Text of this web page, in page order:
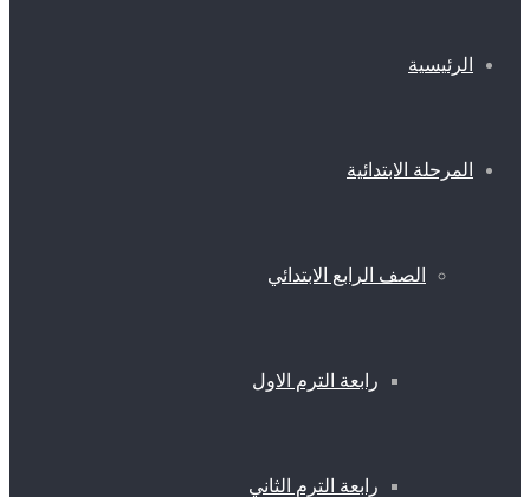
الرئيسية
المرحلة الابتدائية
الصف الرابع الابتدائي
رابعة الترم الاول
رابعة الترم الثاني